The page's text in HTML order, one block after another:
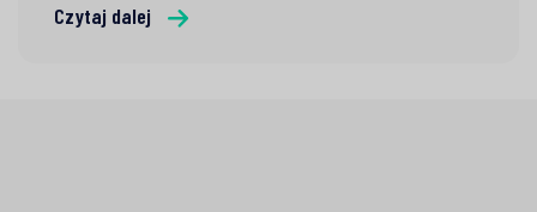
Czytaj dalej